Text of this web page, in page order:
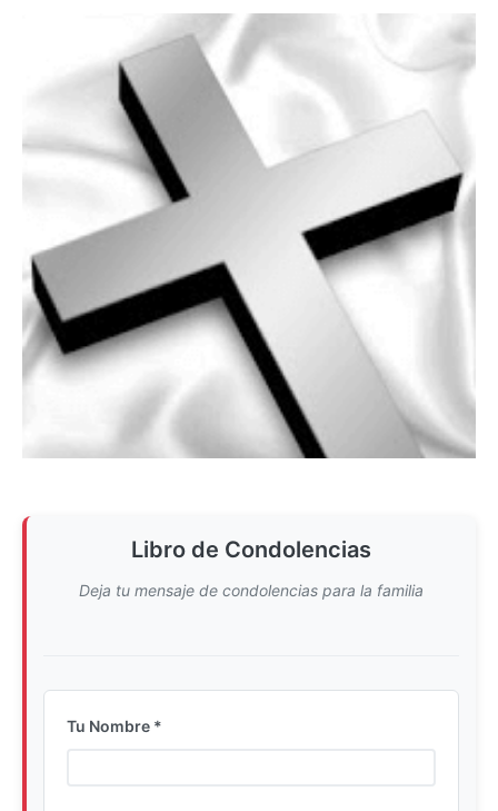
Libro de Condolencias
Deja tu mensaje de condolencias para la familia
Tu Nombre *